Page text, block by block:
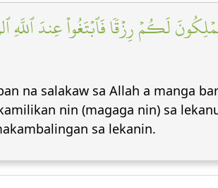
لَكُمۡ رِزۡقٗا فَٱبۡتَغُواْ عِندَ ٱللَّهِ
na salakaw sa Allah a manga
nin (magaga nin) sa
sa lekanin.